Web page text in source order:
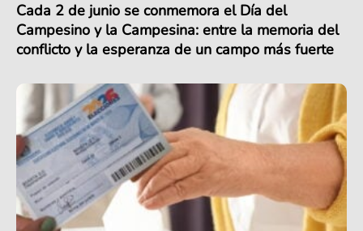
Cada 2 de junio se conmemora el Día del
Campesino y la Campesina: entre la memoria del
conflicto y la esperanza de un campo más fuerte